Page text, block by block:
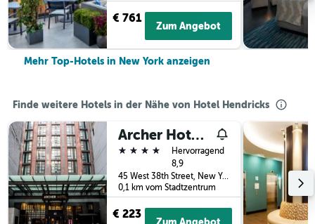
€ 761
Zum Angebot
Mehr Top-Hotels in New York anzeigen
Finde weitere Hotels in der Nähe von Hotel Hendricks
Archer Hotel New York
4 Sterne
Hervorragend
8,9
45 West 38th Street, New York, NY, USA
0,1 km vom Stadtzentrum
€ 223